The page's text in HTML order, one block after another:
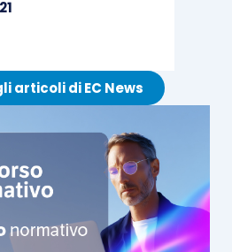
articoli di EC News